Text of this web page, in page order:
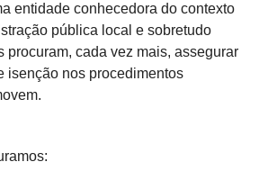
entidade conhecedora do contexto
pública local e sobretudo
procuram, cada vez mais, assegurar
isenção nos procedimentos